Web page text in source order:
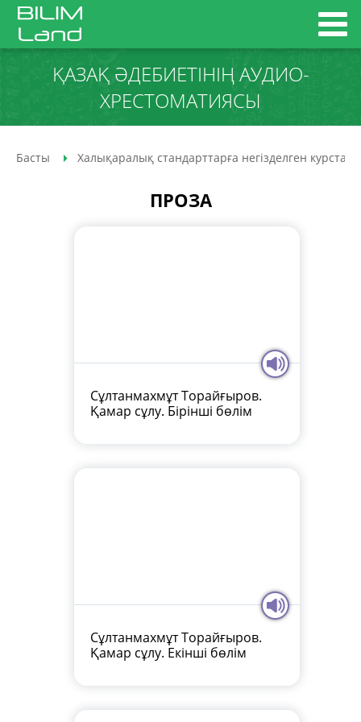
ҚАЗАҚ ӘДЕБИЕТІНІҢ АУДИО­
ХРЕСТОМАТИЯСЫ
Басты Халықаралық стандарттарға негізделген курстар
ПРОЗА
Сұлтанмахмұт Торайғыров.
Қамар сұлу. Бірінші бөлім
Сұлтанмахмұт Торайғыров.
Қамар сұлу. Екінші бөлім